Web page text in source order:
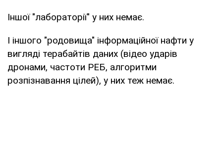
Іншої "лабораторії" у них немає.
І іншого "родовища" інформаційної нафти у
вигляді терабайтів даних (відео ударів
дронами, частоти РЕБ, алгоритми
розпізнавання цілей), у них теж немає.